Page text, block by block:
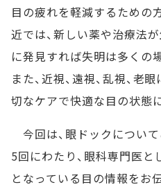
目の疲れを軽減するための
近では、新しい薬や治療法
に発見すれば失明は多くの
また、近視、遠視、乱視、老
切なケアで快適な目の状態
今回は、眼ドックについ
5回にわたり、眼科専門医と
となっている目の情報をお